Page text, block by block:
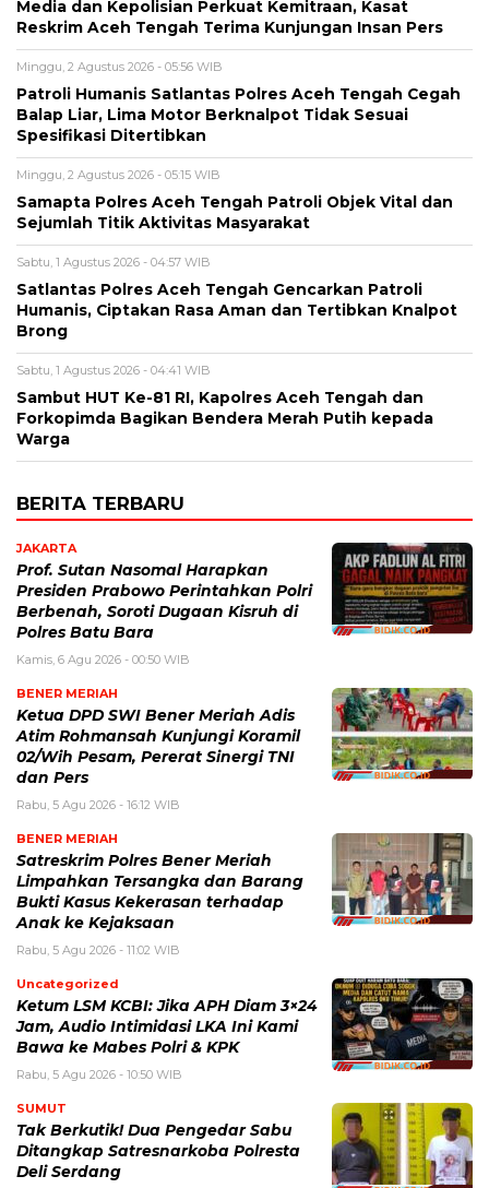
Media dan Kepolisian Perkuat Kemitraan, Kasat
Reskrim Aceh Tengah Terima Kunjungan Insan Pers
Minggu, 2 Agustus 2026 - 05:56 WIB
Patroli Humanis Satlantas Polres Aceh Tengah Cegah
Balap Liar, Lima Motor Berknalpot Tidak Sesuai
Spesifikasi Ditertibkan
Minggu, 2 Agustus 2026 - 05:15 WIB
Samapta Polres Aceh Tengah Patroli Objek Vital dan
Sejumlah Titik Aktivitas Masyarakat
Sabtu, 1 Agustus 2026 - 04:57 WIB
Satlantas Polres Aceh Tengah Gencarkan Patroli
Humanis, Ciptakan Rasa Aman dan Tertibkan Knalpot
Brong
Sabtu, 1 Agustus 2026 - 04:41 WIB
Sambut HUT Ke-81 RI, Kapolres Aceh Tengah dan
Forkopimda Bagikan Bendera Merah Putih kepada
Warga
BERITA TERBARU
JAKARTA
Prof. Sutan Nasomal Harapkan
Presiden Prabowo Perintahkan Polri
Berbenah, Soroti Dugaan Kisruh di
Polres Batu Bara
Kamis, 6 Agu 2026 - 00:50 WIB
BENER MERIAH
Ketua DPD SWI Bener Meriah Adis
Atim Rohmansah Kunjungi Koramil
02/Wih Pesam, Pererat Sinergi TNI
dan Pers
Rabu, 5 Agu 2026 - 16:12 WIB
BENER MERIAH
Satreskrim Polres Bener Meriah
Limpahkan Tersangka dan Barang
Bukti Kasus Kekerasan terhadap
Anak ke Kejaksaan
Rabu, 5 Agu 2026 - 11:02 WIB
Uncategorized
Ketum LSM KCBI: Jika APH Diam 3×24
Jam, Audio Intimidasi LKA Ini Kami
Bawa ke Mabes Polri & KPK
Rabu, 5 Agu 2026 - 10:50 WIB
SUMUT
Tak Berkutik! Dua Pengedar Sabu
Ditangkap Satresnarkoba Polresta
Deli Serdang